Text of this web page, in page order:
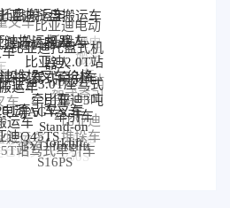
叉车
盘搬运车
亚迪托盘搬运车
比亚迪电动
托盘车
搬运机器人
迪搬运机器人
比亚迪托盘式机
器人
比亚迪2.0T站
驾式牵引车
比亚迪站
驾式牵引
车
车
运车
垛叉车
堆垛叉车价格
亚迪3.0T座驾式
牵引车
比亚迪3吨
牵引车
比亚迪
堆垛车
比亚迪
P30S
站驾式托盘搬运
车
仓储叉车
搬运车
运车
牵引车
电动AGV叉车
Stand-on
forklift
BYD forklift
S16PS
站驾式牵引车
迪Q45TS